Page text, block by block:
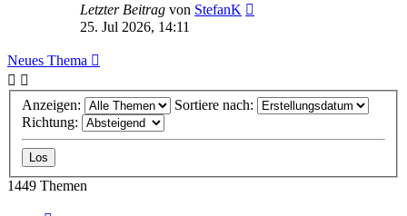
Letzter Beitrag von StefanK
25. Jul 2026, 14:11
Neues Thema
Anzeigen:
Sortiere nach:
Richtung:
1449 Themen